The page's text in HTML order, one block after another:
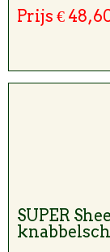
Prijs €
SUPER